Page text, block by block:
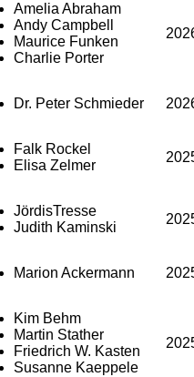
Amelia Abraham
Andy Campbell
Maurice Funken
Charlie Porter
Dr. Peter Schmieder
Falk Rockel
Elisa Zelmer
JördisTresse
Judith Kaminski
Marion Ackermann
Kim Behm
Martin Stather
Friedrich W. Kasten
Susanne Kaeppele